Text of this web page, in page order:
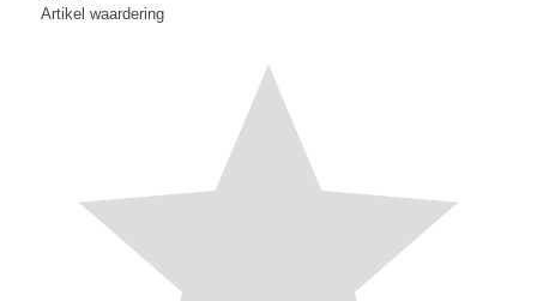
Artikel waardering